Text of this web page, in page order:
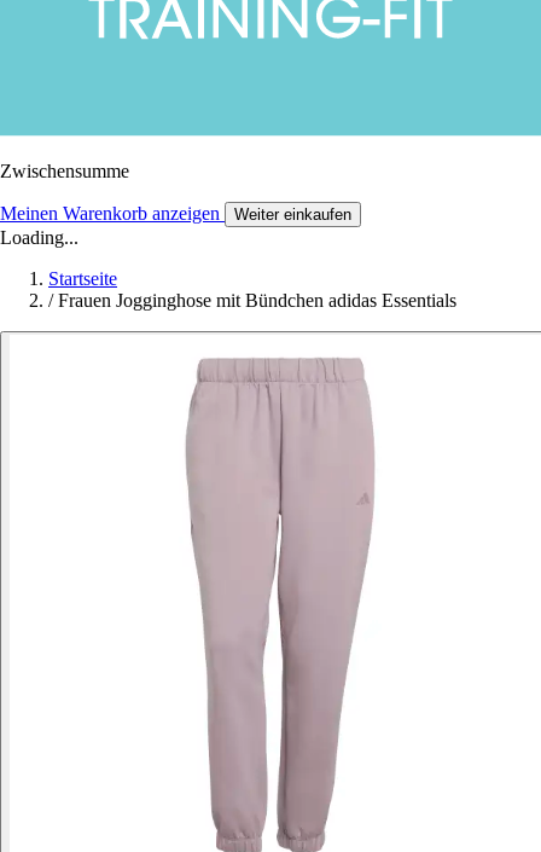
Zwischensumme
Meinen Warenkorb anzeigen Weiter einkaufen
Loading...
Startseite
/ Frauen Jogginghose mit Bündchen adidas Essentials